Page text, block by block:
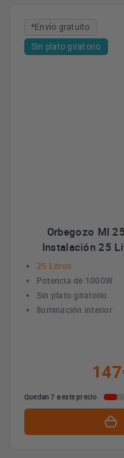
*Envío gratuito
Sin plato giratorio
Orbegozo MI
Instalación 25
25 Litros
Potencia de 1000W
Sin plato giratorio
Iluminación interior
Quedan 7 a este precio